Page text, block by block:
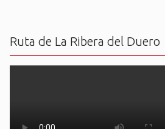
Ruta de La Ribera del Duero